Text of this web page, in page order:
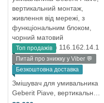
Топ продажів
Питай про знижку у Viber 💬
Безкоштовна доставка
Змішувач для умивальника
Geberit Piave, вертикальний